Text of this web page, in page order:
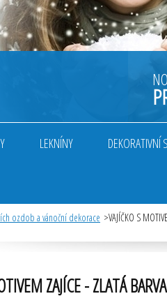
LEKNÍNY DEKORATIVNÍ
ozdob a vánoční dekorace VAJÍČKO S
ZAJÍCE - ZLATÁ BARVA